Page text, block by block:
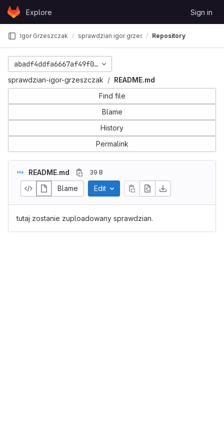
Skip to content
GitLabExplore Sign in
Igor Grzeszczak sprawdzian igor grzeszczakRepository
abadf4ddfa6667af49f01b2467d4bb23a0d56d97
sprawdzian-igor-grzeszczak
README.md
Find file
Blame
History
Permalink
README.md 39 B
Blame Edit
tutaj zostanie zuploadowany sprawdzian.